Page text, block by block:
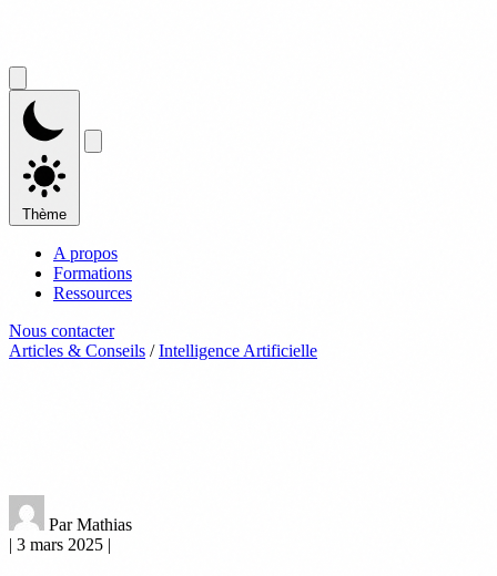
Thème
A propos
Formations
Ressources
Nous contacter
Articles & Conseils / Intelligence Artificielle
Par Mathias
| 3 mars 2025 |